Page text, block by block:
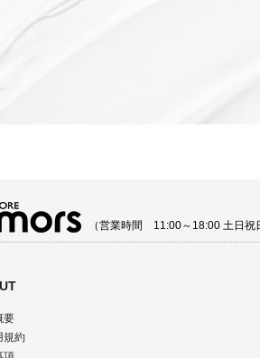
（営業時間 11:00～18:00 土日祝
要
規約